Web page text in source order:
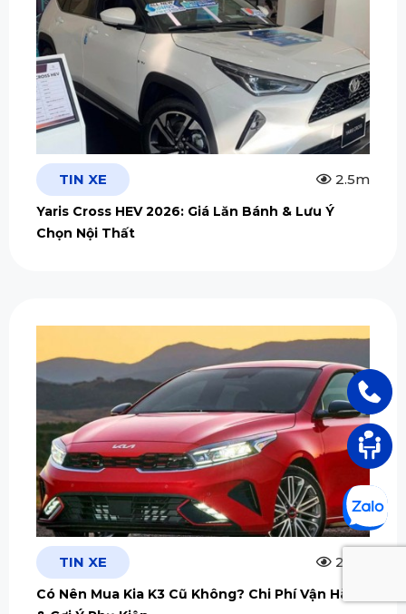
TIN XE 2.5m
Yaris Cross HEV 2026: Giá Lăn Bánh & Lưu Ý
Chọn Nội Thất
TIN XE 2.5m
Có Nên Mua Kia K3 Cũ Không? Chi Phí Vận Hành